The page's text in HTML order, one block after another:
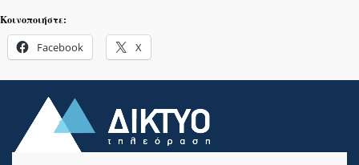
Κοινοποιήστε:
Facebook X